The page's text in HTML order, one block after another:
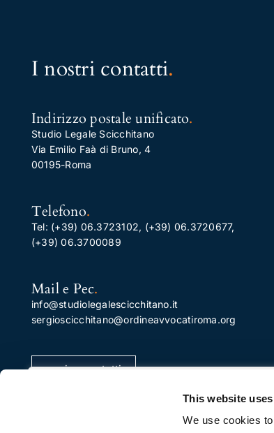
This website
We use cookies
Utilizziamo i cookie per migliorare la tua
I nostri contatti.
Indirizzo postale unificato.
Studio Legale Scicchitano
Via Emilio Faà di Bruno, 4
00195-Roma
Telefono.
Tel: (+39) 06.3723102, (+39) 06.3720677,
(+39) 06.3700089
Mail e Pec.
info@studiolegalescicchitano.it
sergioscicchitano@ordineavvocatiroma.org
pagina contatti